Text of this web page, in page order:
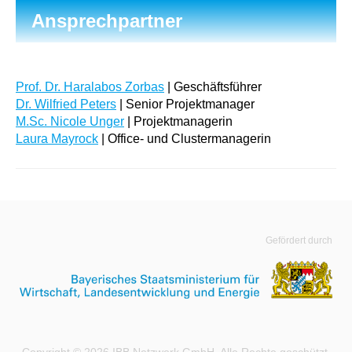
Ansprechpartner
Prof. Dr. Haralabos Zorbas | Geschäftsführer
Dr. Wilfried Peters | Senior Projektmanager
M.Sc. Nicole Unger | Projektmanagerin
Laura Mayrock | Office- und Clustermanagerin
Gefördert durch